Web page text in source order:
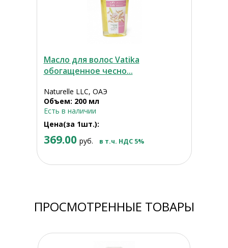
Масло для волос Vatika
обогащенное чесно...
Naturelle LLC, ОАЭ
Объем: 200 мл
Есть в наличии
Цена(за 1шт.):
369.00 руб. в т.ч. НДС 5%
ПРОСМОТРЕННЫЕ ТОВАРЫ